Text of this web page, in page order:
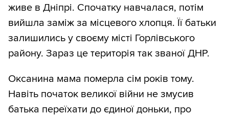
живе в Дніпрі. Спочатку навчалася, потім
вийшла заміж за місцевого хлопця. Її батьки
залишились у своєму місті Горлівського
району. Зараз це територія так званої ДНР.
Оксанина мама померла сім років тому.
Навіть початок великої війни не змусив
батька переїхати до єдиної доньки, про